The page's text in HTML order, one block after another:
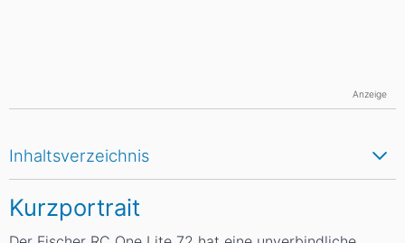
Inhaltsverzeichnis
Kurzportrait
Anzeige